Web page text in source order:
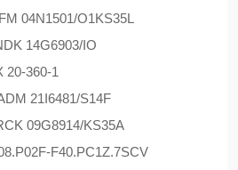
04N1501/O1KS35L
14G6903/IO
20-360-1
21I6481/S14F
09G8914/KS35A
F40.PC1Z.7SCV